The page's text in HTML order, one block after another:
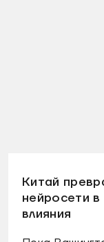
Китай
нейросети в
влияния